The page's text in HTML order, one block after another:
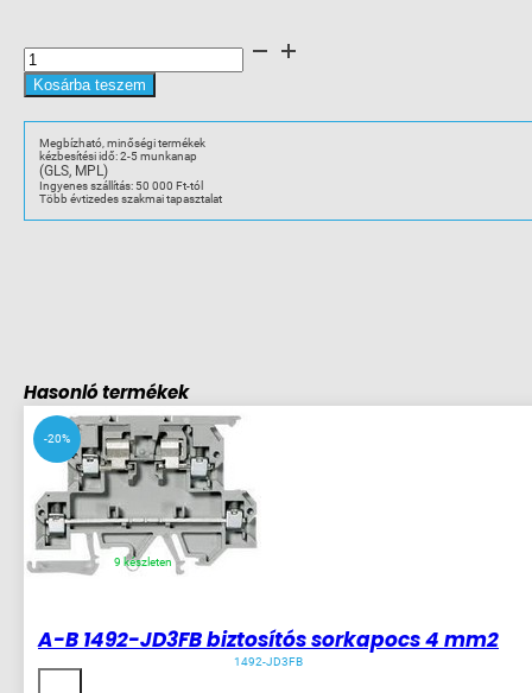
1492-
M5X5H
1-
sorkapocs
1510
mennyiség
Kosárba teszem
Megbízható, minőségi termékek
kézbesítési idő: 2-5 munkanap
(GLS, MPL)
Ingyenes szállítás: 50 000 Ft-tól
Több évtizedes szakmai tapasztalat
Hasonló termékek
9 készleten
-20%
A-B 1492-JD3FB biztosítós sorkapocs 4 mm2
1492-JD3FB